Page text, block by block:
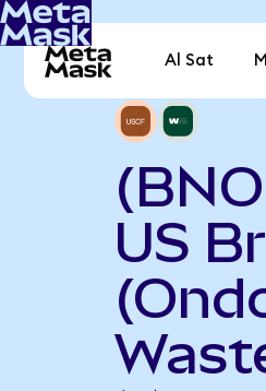
Al Sat
US